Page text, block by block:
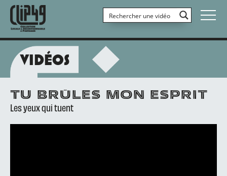
VIDÉOS
TU BRÜLES MON ESPRIT
Les yeux qui tuent